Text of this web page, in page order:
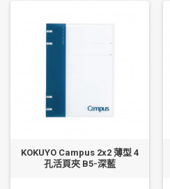
KOKUYO Campus 2x2 薄型 4
孔活頁夾 B5-深藍